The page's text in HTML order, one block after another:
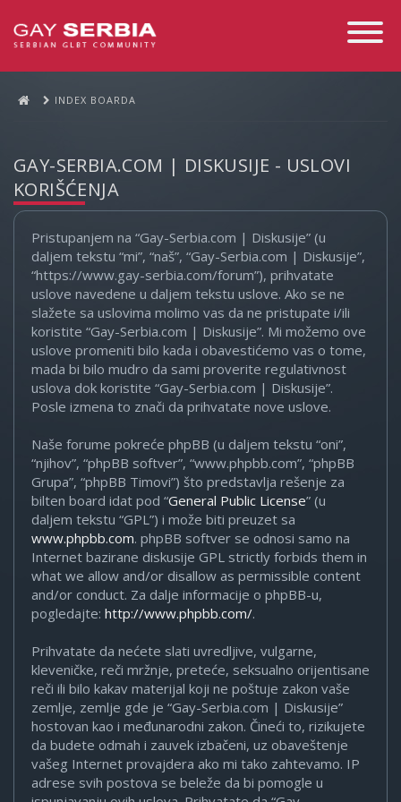
Toggle
INDEX BOARDA
GAY-SERBIA.COM | DISKUSIJE - USLOVI
KORIŠĆENJA
Pristupanjem na “Gay-Serbia.com | Diskusije” (u
daljem tekstu “mi”, “naš”, “Gay-Serbia.com | Diskusije”,
“https://www.gay-serbia.com/forum”), prihvatate
uslove navedene u daljem tekstu uslove. Ako se ne
slažete sa uslovima molimo vas da ne pristupate i/ili
koristite “Gay-Serbia.com | Diskusije”. Mi možemo ove
uslove promeniti bilo kada i obavestićemo vas o tome,
mada bi bilo mudro da sami proverite regulativnost
uslova dok koristite “Gay-Serbia.com | Diskusije”.
Posle izmena to znači da prihvatate nove uslove.
Naše forume pokreće phpBB (u daljem tekstu “oni”,
“njihov”, “phpBB softver”, “www.phpbb.com”, “phpBB
Grupa”, “phpBB Timovi”) što predstavlja rešenje za
bilten board idat pod “General Public License” (u
daljem tekstu “GPL”) i može biti preuzet sa
www.phpbb.com. phpBB softver se odnosi samo na
Internet bazirane diskusije GPL strictly forbids them in
what we allow and/or disallow as permissible content
and/or conduct. Za dalje informacije o phpBB-u,
pogledajte: http://www.phpbb.com/.
Prihvatate da nećete slati uvredljive, vulgarne,
kleveničke, reči mržnje, preteće, seksualno orijentisane
reči ili bilo kakav materijal koji ne poštuje zakon vaše
zemlje, zemlje gde je “Gay-Serbia.com | Diskusije”
hostovan kao i međunarodni zakon. Čineći to, rizikujete
da budete odmah i zauvek izbačeni, uz obaveštenje
vašeg Internet provajdera ako mi tako zahtevamo. IP
adrese svih postova se beleže da bi pomogle u